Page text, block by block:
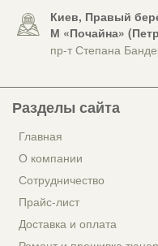
Киев, Правый
М «Почайна»
пр-т Степана
Разделы сайта
Главная
О компании
Сотрудничество
Прайс-лист
Доставка и оплата